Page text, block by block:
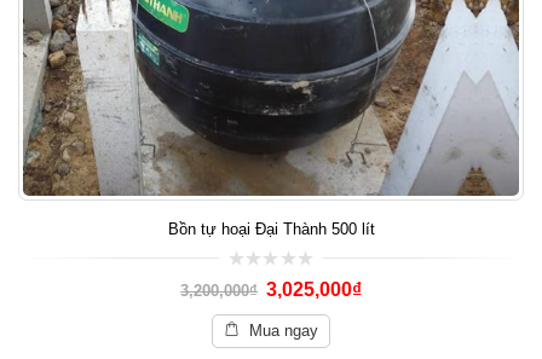
Bồn tự hoại Đại Thành 500 lít
0
out
of
5
3,200,000₫ 3,025,000₫
Mua ngay